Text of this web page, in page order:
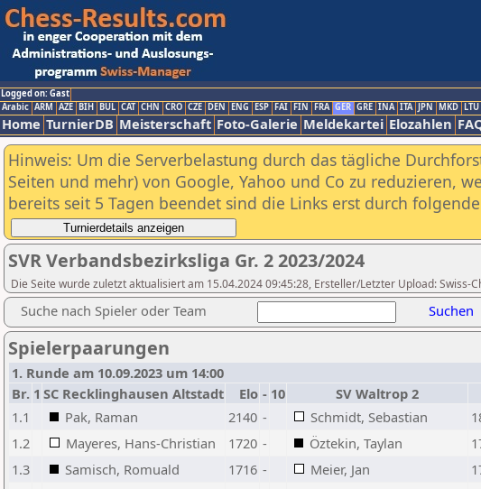
Logged on: Gast
Arabic ARM AZE BIH BUL CAT CHN CRO CZE DEN ENG ESP FAI FIN FRA GER GRE INA ITA JPN MKD LTU
Home TurnierDB Meisterschaft Foto-Galerie Meldekartei Elozahlen
Hinweis: Um die Serverbelastung durch das tägliche
Seiten und mehr) von Google, Yahoo und Co zu reduzieren,
bereits seit 5 Tagen beendet sind die Links erst durch
SVR Verbandsbezirksliga Gr. 2 2023/2024
Die Seite wurde zuletzt aktualisiert am 15.04.2024 09:45:28, Ersteller/Letzter Upload: Swiss-
Suche nach Spieler oder Team Suchen
Spielerpaarungen
1. Runde am 10.09.2023 um 14:00
Br. 1 SC Recklinghausen Altstadt Elo - 10 SV Waltrop 2
1.1
Pak, Raman 2140 - Schmidt, Sebastian
1.2
Mayeres, Hans-Christian 1720 - Öztekin, Taylan
1.3
Samisch, Romuald 1716 - Meier, Jan